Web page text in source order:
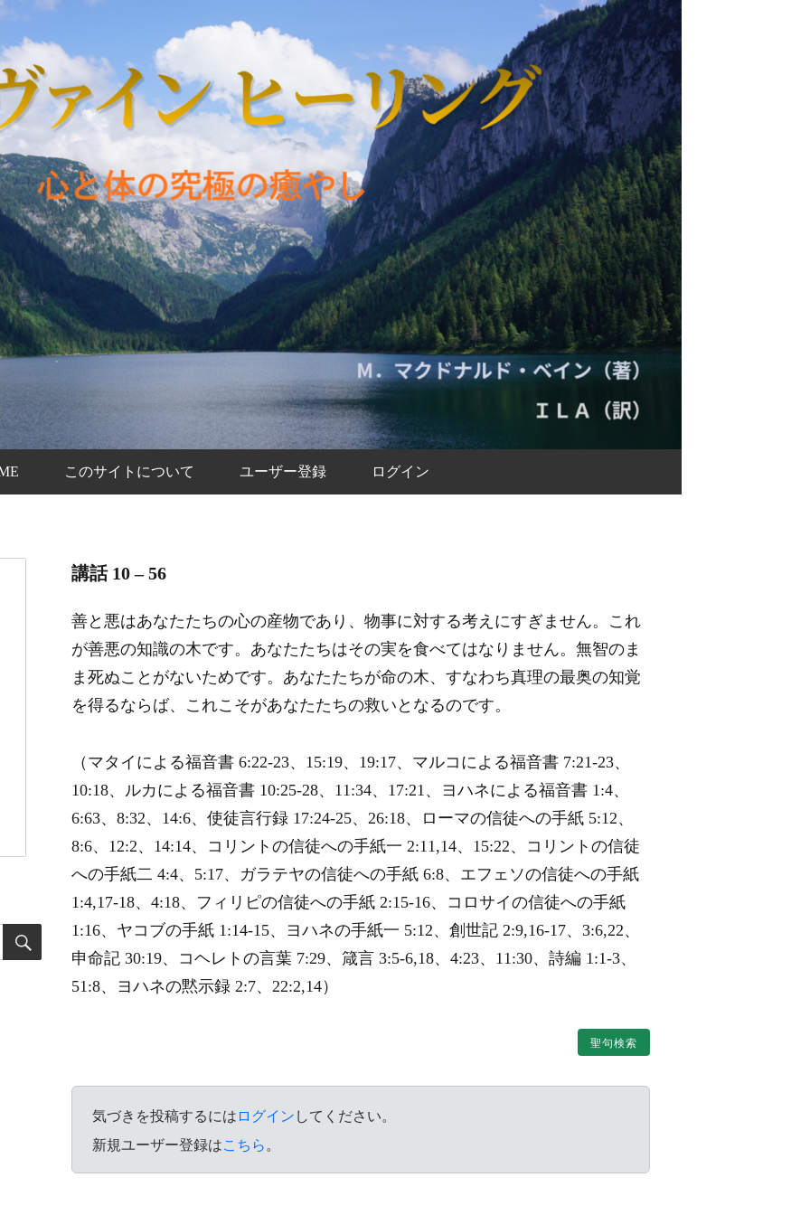
このサイトについて ユーザー登録 ログイン
講話 10 – 56
善と悪はあなたたちの心の産物であり、物事に対する考えにすぎません。これ
が善悪の知識の木です。あなたたちはその実を食べてはなりません。無智のま
ま死ぬことがないためです。あなたたちが命の木、すなわち真理の最奥の知覚
を得るならば、これこそがあなたたちの救いとなるのです。
（マタイによる福音書 6:22-23、15:19、19:17、マルコによる福音書 7:21-23、
10:18、ルカによる福音書 10:25-28、11:34、17:21、ヨハネによる福音書 1:4、
6:63、8:32、14:6、使徒言行録 17:24-25、26:18、ローマの信徒への手紙 5:12、
8:6、12:2、14:14、コリントの信徒への手紙一 2:11,14、15:22、コリントの信徒
への手紙二 4:4、5:17、ガラテヤの信徒への手紙 6:8、エフェソの信徒への手紙
1:4,17-18、4:18、フィリピの信徒への手紙 2:15-16、コロサイの信徒への手紙
1:16、ヤコブの手紙 1:14-15、ヨハネの手紙一 5:12、創世記 2:9,16-17、3:6,22、
申命記 30:19、コヘレトの言葉 7:29、箴言 3:5-6,18、4:23、11:30、詩編 1:1-3、
51:8、ヨハネの黙示録 2:7、22:2,14）
聖句検索
気づきを投稿するには ログイン してください。
新規ユーザー登録はこちら 。